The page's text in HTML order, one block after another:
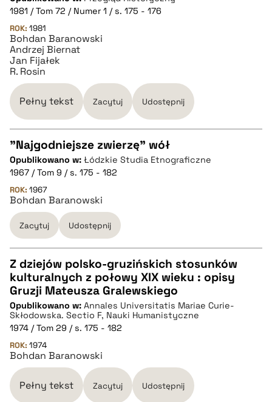
BIBTEX
pobierz cytat
1981 / Tom 72 / Numer 1 / s. 175 - 176
ROK: 1981
Bohdan Baranowski
Andrzej Biernat
Jan Fijałek
R. Rosin
Pełny tekst Zacytuj Udostępnij
CZYSTY TEKST
pobierz cytat
BIBTEX
pobierz cytat
"Najgodniejsze zwierzę" wół
Opublikowano w: Łódzkie Studia Etnograficzne
1967 / Tom 9 / s. 175 - 182
ROK: 1967
Bohdan Baranowski
Zacytuj Udostępnij
CZYSTY TEKST
pobierz cytat
BIBTEX
pobierz cytat
Z dziejów polsko-gruzińskich stosunków
kulturalnych z połowy XIX wieku : opisy
Gruzji Mateusza Gralewskiego
Opublikowano w: Annales Universitatis Mariae Curie-
Skłodowska. Sectio F, Nauki Humanistyczne
1974 / Tom 29 / s. 175 - 182
ROK: 1974
Bohdan Baranowski
Pełny tekst Zacytuj Udostępnij